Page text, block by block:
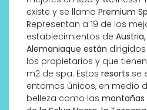
existe y se llama Premium
Representan a 19 de los
establecimientos de
Alemaniaque están
los propietarios y que
m2 de spa. Estos resorts se
entornos únicos, en medio
belleza como las montañas